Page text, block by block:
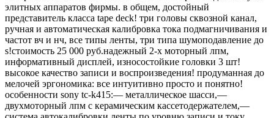
элитных аппаратов фирмы. в общем, достойный
представитель класса tape deck! три головы сквозной канал,
ручная и автоматическая калибровка тока подмагничивания и
частот вч и нч, все типы ленты, три типа шумоподавление до
s!стоимость 25 000 руб.надежный 2-х моторный лпм,
информативный дисплей, износостойкие головки 3 шт!
высокое качество записи и воспроизведения! продуманная до
мелочей эргономика: все интуитивно просто и понятно!
особенности sony tc-k415:— металлическое шасси,—
двухмоторный лпм с керамическим кассетодержателем,—